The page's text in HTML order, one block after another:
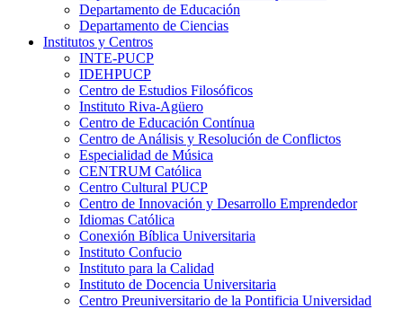
Departamento de Educación
Departamento de Ciencias
Institutos y Centros
INTE-PUCP
IDEHPUCP
Centro de Estudios Filosóficos
Instituto Riva-Agüero
Centro de Educación Contínua
Centro de Análisis y Resolución de Conflictos
Especialidad de Música
CENTRUM Católica
Centro Cultural PUCP
Centro de Innovación y Desarrollo Emprendedor
Idiomas Católica
Conexión Bíblica Universitaria
Instituto Confucio
Instituto para la Calidad
Instituto de Docencia Universitaria
Centro Preuniversitario de la Pontificia Universidad